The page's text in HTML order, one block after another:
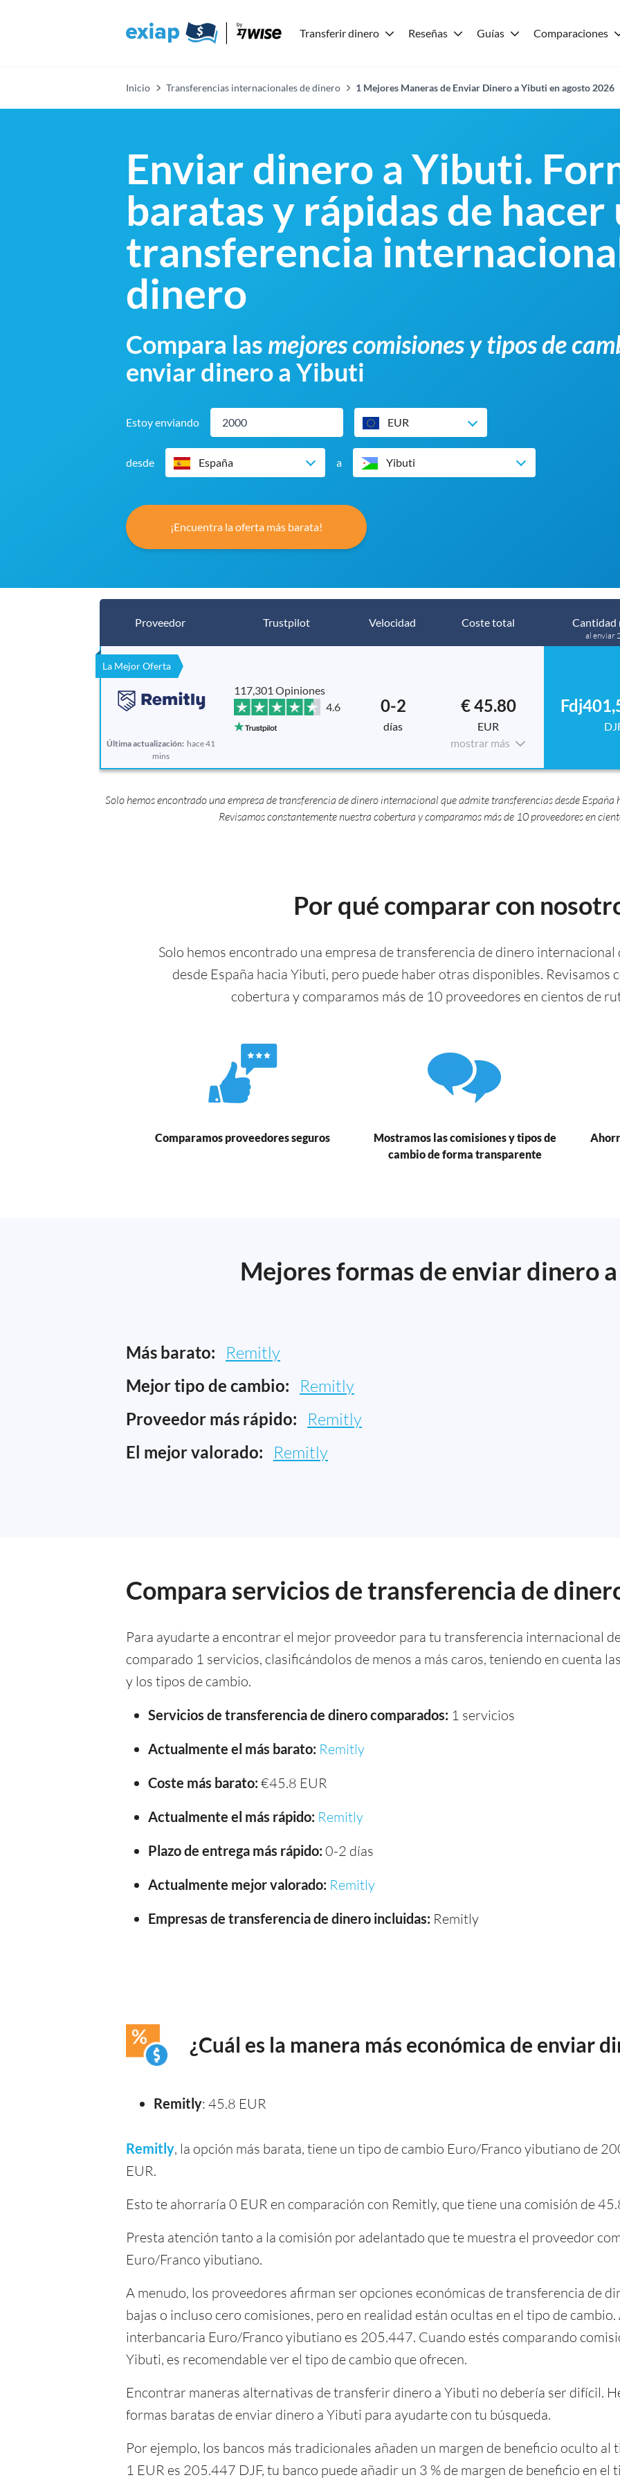
Transferir dinero Reseñas Guías Comparaciones
Inicio Transferencias internacionales de dinero 1 Mejores Maneras de Enviar Dinero a Yibuti en agosto 2026
Enviar dinero a Yibuti.
baratas y rápidas de hacer
transferencia
dinero
Compara las mejores comisiones y tipos de
enviar dinero a Yibuti
Estoy enviando EUR
desde España a Yibuti
¡Encuentra la oferta más barata!
Proveedor Trustpilot Velocidad Coste total Cantidad
al enviar
La Mejor Oferta
Última actualización: hace 41
mins
117,301 Opiniones
4.6
0-2
días
€ 45.80
EUR
mostrar más
Solo hemos encontrado una empresa de transferencia de dinero internacional que admite transferencias desde
Revisamos constantemente nuestra cobertura y comparamos más de 10 proveedores en
Por qué comparar con
Solo hemos encontrado una empresa de transferencia de dinero
desde España hacia Yibuti, pero puede haber otras disponibles. Revisamos
cobertura y comparamos más de 10 proveedores en cientos de
Comparamos proveedores seguros
Mostramos las comisiones y tipos de
cambio de forma transparente
Mejores formas de enviar dinero
Más barato: Remitly
Mejor tipo de cambio: Remitly
Proveedor más rápido: Remitly
El mejor valorado: Remitly
Compara servicios de transferencia de
Para ayudarte a encontrar el mejor proveedor para tu transferencia internacional
comparado 1 servicios, clasificándolos de menos a más caros, teniendo en cuenta
y los tipos de cambio.
Servicios de transferencia de dinero comparados: 1 servicios
Actualmente el más barato: Remitly
Coste más barato: €45.8 EUR
Actualmente el más rápido: Remitly
Plazo de entrega más rápido: 0-2 días
Actualmente mejor valorado: Remitly
Empresas de transferencia de dinero incluidas: Remitly
¿Cuál es la manera más económica de enviar
Remitly: 45.8 EUR
Remitly, la opción más barata, tiene un tipo de cambio Euro/Franco yibutiano de
EUR.
Esto te ahorraría 0 EUR en comparación con Remitly, que tiene una comisión de
Presta atención tanto a la comisión por adelantado que te muestra el proveedor
Euro/Franco yibutiano.
A menudo, los proveedores afirman ser opciones económicas de transferencia de
bajas o incluso cero comisiones, pero en realidad están ocultas en el tipo de
interbancaria Euro/Franco yibutiano es 205.447. Cuando estés comparando
Yibuti, es recomendable ver el tipo de cambio que ofrecen.
Encontrar maneras alternativas de transferir dinero a Yibuti no debería ser difícil.
formas baratas de enviar dinero a Yibuti para ayudarte con tu búsqueda.
Por ejemplo, los bancos más tradicionales añaden un margen de beneficio oculto al
1 EUR es 205.447 DJF, tu banco puede añadir un 3 % de margen de beneficio en